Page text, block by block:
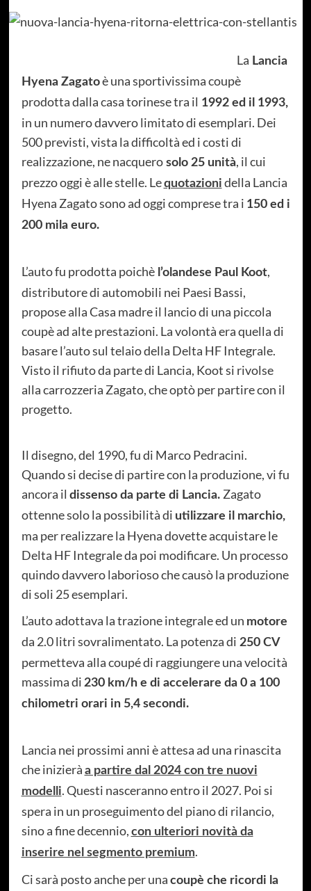
La Lancia
Hyena Zagatoè una sportivissima coupè
prodotta dalla casa torinese tra il 1992 ed il 1993,
in un numero davvero limitato di esemplari. Dei
500 previsti, vista la difficoltà ed i costi di
realizzazione, ne nacquerosolo 25 unità, il cui
prezzo oggi è alle stelle. Lequotazioni della Lancia
Hyena Zagato sono ad oggi comprese tra i 150 ed i
200 mila euro.
L’auto fu prodotta poichèl’olandese Paul Koot,
distributore di automobili nei Paesi Bassi,
propose alla Casa madre il lancio di una piccola
coupè ad alte prestazioni. La volontà era quella di
basare l’auto sul telaio della Delta HF Integrale.
Visto il rifiuto da parte di Lancia, Koot si rivolse
alla carrozzeria Zagato, che optò per partire con il
progetto.
Il disegno, del 1990, fu di Marco Pedracini.
Quando si decise di partire con la produzione, vi fu
ancora il dissenso da parte di Lancia. Zagato
ottenne solo la possibilità di utilizzare il marchio,
ma per realizzare la Hyena dovette acquistare le
Delta HF Integrale da poi modificare. Un processo
quindo davvero laborioso che causò la produzione
di soli 25 esemplari.
L’auto adottava la trazione integrale ed un motore
da 2.0 litri sovralimentato. La potenza di 250 CV
permetteva alla coupé di raggiungere una velocità
massima di 230 km/h e di accelerare da 0 a 100
chilometri orari in 5,4 secondi.
Lancia nei prossimi anni è attesa ad una rinascita
che inizierà a partire dal 2024 con tre nuovi
modelli. Questi nasceranno entro il 2027. Poi si
spera in un proseguimento del piano di rilancio,
sino a fine decennio, con ulteriori novità da
inserire nel segmento premium.
Ci sarà posto anche per una coupè che ricordi la